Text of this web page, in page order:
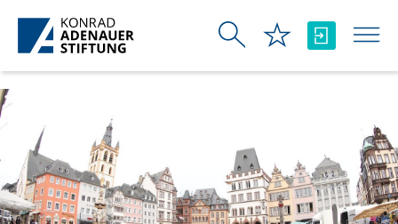
Skip to Main Content